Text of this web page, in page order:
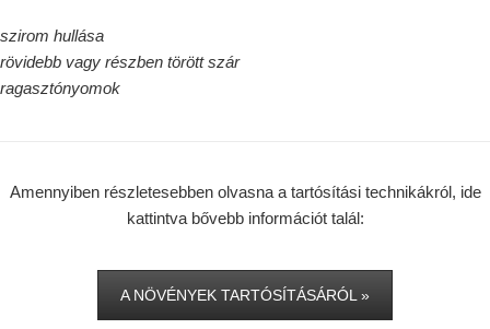
szirom hullása
rövidebb vagy részben törött szár
ragasztónyomok
Amennyiben részletesebben olvasna a tartósítási technikákról, ide
kattintva bővebb információt talál:
A NÖVÉNYEK TARTÓSÍTÁSÁRÓL »